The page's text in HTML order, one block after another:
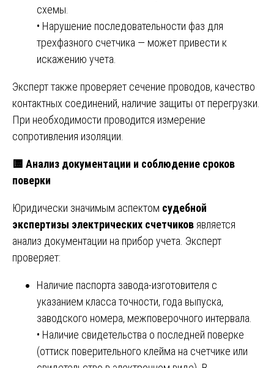
схемы.
• Нарушение последовательности фаз для
трехфазного счетчика — может привести к
искажению учета.
Эксперт также проверяет сечение проводов, качество
контактных соединений, наличие защиты от перегрузки.
При необходимости проводится измерение
сопротивления изоляции.
🟨 Анализ документации и соблюдение сроков
поверки
Юридически значимым аспектом судебной
экспертизы электрических счетчиков является
анализ документации на прибор учета. Эксперт
проверяет:
Наличие паспорта завода-изготовителя с
указанием класса точности, года выпуска,
заводского номера, межповерочного интервала.
• Наличие свидетельства о последней поверке
(оттиск поверительного клейма на счетчике или